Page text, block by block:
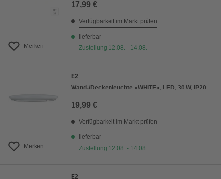
Merken
17,99 €
Verfügbarkeit im Markt prüfen
lieferbar
Zustellung 12.08. - 14.08.
Merken
E2
Wand-/Deckenleuchte »WHITE«, LED, 30 W, IP20
19,99 €
Verfügbarkeit im Markt prüfen
lieferbar
Zustellung 12.08. - 14.08.
E2